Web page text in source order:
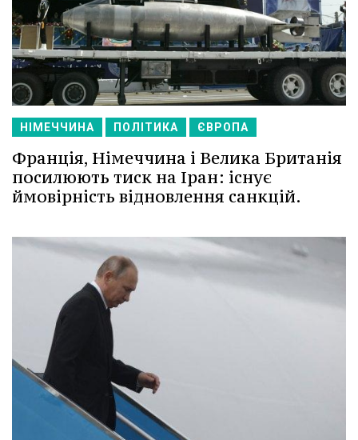
НІМЕЧЧИНА ПОЛІТИКА ЄВРОПА
Франція, Німеччина і Велика Британія
посилюють тиск на Іран: існує
ймовірність відновлення санкцій.